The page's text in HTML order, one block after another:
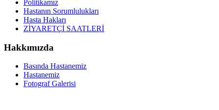
Politikamız
Hastanın Sorumlulukları
Hasta Hakları
ZİYARETÇİ SAATLERİ
Hakkımızda
Basında Hastanemiz
Hastanemiz
Fotograf Galerisi